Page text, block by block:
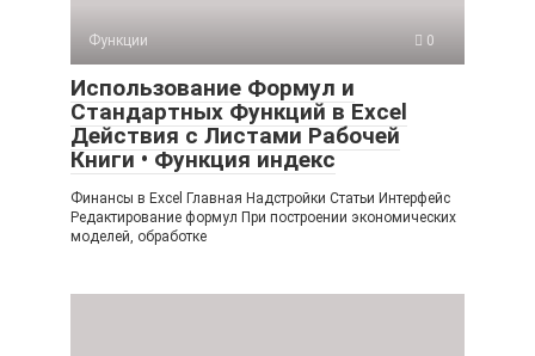
Функции 0
Использование Формул и
Стандартных Функций в Excel
Действия с Листами Рабочей
Книги • Функция индекс
Финансы в Excel Главная Надстройки Статьи Интерфейс
Редактирование формул При построении экономических
моделей, обработке